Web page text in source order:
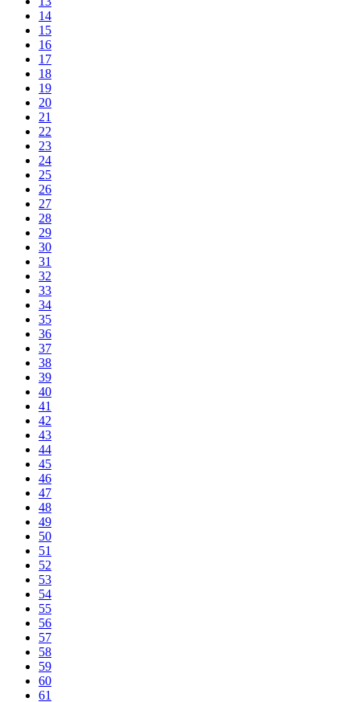
14
15
16
17
18
19
20
21
22
23
24
25
26
27
28
29
30
31
32
33
34
35
36
37
38
39
40
41
42
43
44
45
46
47
48
49
50
51
52
53
54
55
56
57
58
59
60
61